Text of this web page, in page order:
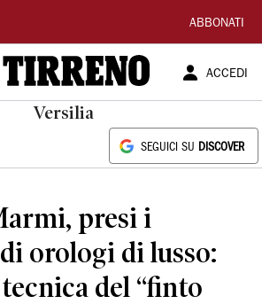
ABBONATI
ACCEDI
Versilia
SEGUICI SU DISCOVER
presi i
orologi di lusso:
del “finto